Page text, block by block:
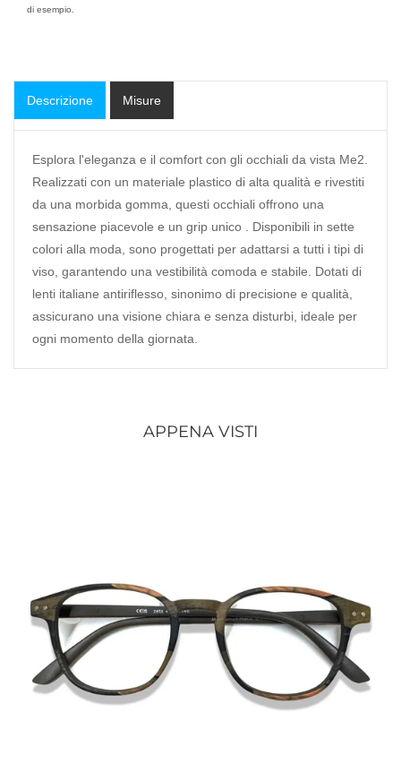
di esempio.
Descrizione Misure
Esplora l'eleganza e il comfort con gli occhiali da vista Me2.
Realizzati con un materiale plastico di alta qualità e rivestiti
da una morbida gomma, questi occhiali offrono una
sensazione piacevole e un grip unico . Disponibili in sette
colori alla moda, sono progettati per adattarsi a tutti i tipi di
viso, garantendo una vestibilità comoda e stabile. Dotati di
lenti italiane antiriflesso, sinonimo di precisione e qualità,
assicurano una visione chiara e senza disturbi, ideale per
ogni momento della giornata.
APPENA VISTI